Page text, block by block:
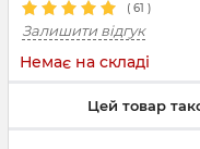
( 61 )
Залишити відгук
Немає на складі
Цей товар